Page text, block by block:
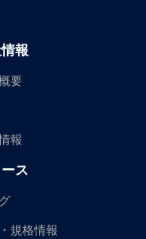
報
要
報
ス
規格情報